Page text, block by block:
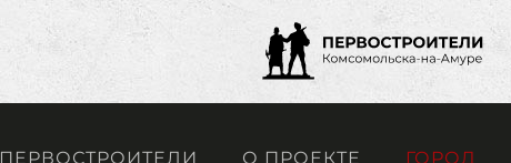
ПЕРВОСТРОИТЕЛИ О ПРОЕКТЕ ГОРОД